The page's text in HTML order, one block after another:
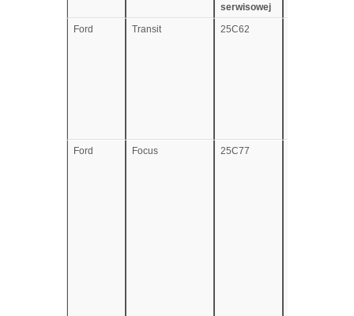
serwisowej
Ford Transit 25C62
Ford Focus 25C77